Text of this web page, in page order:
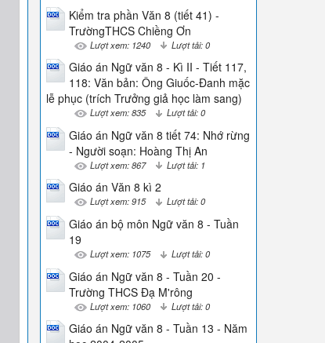
Kiểm tra phần Văn 8 (tiết 41) -
TrườngTHCS Chiềng Ơn
Lượt xem: 1240 Lượt tải: 0
Giáo án Ngữ văn 8 - Kì II - Tiết 117,
118: Văn bản: Ông Giuốc-Đanh mặc
lễ phục (trích Trưởng giả học làm sang)
Lượt xem: 835 Lượt tải: 0
Giáo án Ngữ văn 8 tiết 74: Nhớ rừng
- Người soạn: Hoàng Thị An
Lượt xem: 867 Lượt tải: 1
Giáo án Văn 8 kì 2
Lượt xem: 915 Lượt tải: 0
Giáo án bộ môn Ngữ văn 8 - Tuần
19
Lượt xem: 1075 Lượt tải: 0
Giáo án Ngữ văn 8 - Tuần 20 -
Trường THCS Đạ M'rông
Lượt xem: 1060 Lượt tải: 0
Giáo án Ngữ văn 8 - Tuần 13 - Năm